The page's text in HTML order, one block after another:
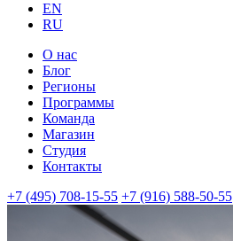
EN
RU
О нас
Блог
Регионы
Программы
Команда
Магазин
Студия
Контакты
+7 (495) 708-15-55 +7 (916) 588-50-55